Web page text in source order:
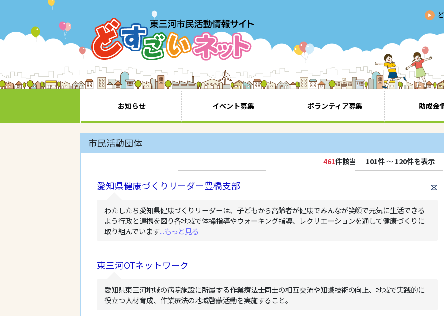
お知らせ イベント募集 ボランティア募集 助成金
市民活動団体
461件該当 ｜ 101件〜120件を表示
愛知県健康づくりリーダー豊橋支部
わたしたち愛知県健康づくりリーダーは、子どもから高齢者が健康でみんなが笑顔で元気に生活できる
よう行政と連携を図り各地域で体操指導やウォーキング指導、レクリエーションを通して健康づくりに
取り組んでいます...もっと見る
東三河OTネットワーク
愛知県東三河地域の病院施設に所属する作業療法士同士の相互交流や知識技術の向上、地域で実践的に
役立つ人材育成、作業療法の地域啓蒙活動を実施すること。